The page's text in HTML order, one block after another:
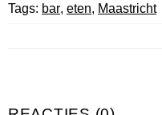
Tags: bar, eten, Maastricht